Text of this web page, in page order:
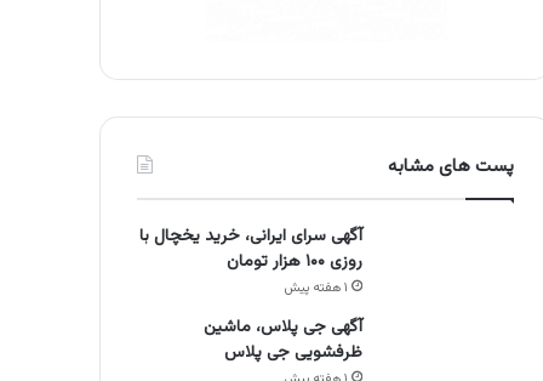
پست های مشابه
آگهی سرای ایرانی، خرید یخچال با
روزی ۱۰۰ هزار تومان
۱ هفته پیش
آگهی جی پلاس، ماشین
ظرفشویی جی پلاس